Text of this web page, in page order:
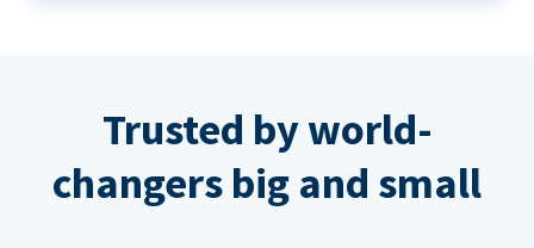
Trusted by world-
changers big and small